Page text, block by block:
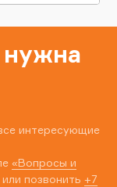
нужна
интересующие
«Вопросы и
позвонить +7